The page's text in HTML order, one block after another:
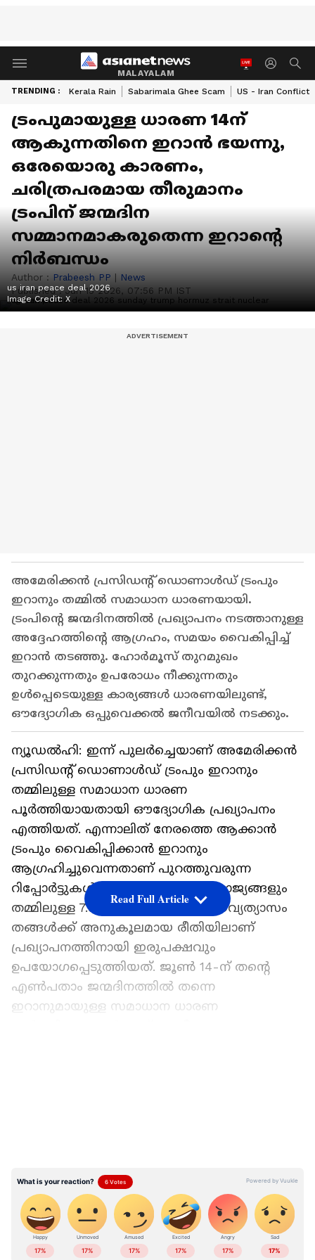
MALAYALAM
TRENDING : Kerala Rain Sabarimala Ghee Scam US - Iran Conflict
ട്രംപുമായുള്ള ധാരണ 14ന്
ആകുന്നതിനെ ഇറാൻ ഭയന്നു,
ഒരേയൊരു കാരണം,
ചരിത്രപരമായ തീരുമാനം
ട്രംപിന് ജന്മദിന
സമ്മാനമാകരുതെന്ന ഇറാന്റെ
നിര്‍ബന്ധം
Author : Prabeesh PP | News
Published :Jun 15 2026, 07:56 PM IST
us iran peace deal 2026
Image Credit:X
അമേരിക്കൻ പ്രസിഡന്റ് ഡൊണാൾഡ് ട്രംപും
ഇറാനും തമ്മിൽ സമാധാന ധാരണയായി.
ട്രംപിന്റെ ജന്മദിനത്തിൽ പ്രഖ്യാപനം നടത്താനുള്ള
അദ്ദേഹത്തിന്റെ ആഗ്രഹം, സമയം വൈകിപ്പിച്ച്
ഇറാൻ തടഞ്ഞു. ഹോർമൂസ് തുറമുഖം
തുറക്കുന്നതും ഉപരോധം നീക്കുന്നതും
ഉൾപ്പെടെയുള്ള കാര്യങ്ങൾ ധാരണയിലുണ്ട്,
ഔദ്യോഗിക ഒപ്പുവെക്കൽ ജനീവയിൽ നടക്കും.
ന്യൂഡൽഹി: ഇന്ന് പുലര്‍ച്ചെയാണ് അമേരിക്കൻ
പ്രസിഡന്റ് ഡൊണാൾഡ് ട്രംപും ഇറാനും
തമ്മിലുള്ള സമാധാന ധാരണ
പൂർത്തിയായതായി ഔദ്യോഗിക പ്രഖ്യാപനം
എത്തിയത്. എന്നാലിത് നേരത്തെ ആക്കാൻ
ട്രംപും വൈകിപ്പിക്കാൻ ഇറാനും
ആഗ്രഹിച്ചുവെന്നതാണ് പുറത്തുവരുന്ന
റിപ്പോര്‍ട്ടുകൾ. ഇത്തരത്തിൽ ഇരുരാജ്യങ്ങളും
തമ്മിലുള്ള 7.5 മണിക്കൂറിന്റെ സമയവ്യത്യാസം
തങ്ങൾക്ക് അനുകൂലമായ രീതിയിലാണ്
പ്രഖ്യാപനത്തിനായി ഇരുപക്ഷവും
ഉപയോഗപ്പെടുത്തിയത്. ജൂൺ 14-ന് തന്റെ
എൺപതാം ജന്മദിനത്തിൽ തന്നെ
ഇറാനുമായുള്ള സമാധാന ധാരണ
തെരഞ്ഞെടുക്കുക
Read Full Article
ഇന്ത്യയിലെയും ലോകമെമ്പാടുമുള്ള എല്ലാ